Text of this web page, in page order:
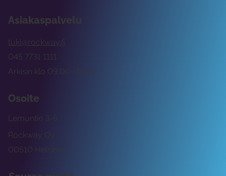
Asiakaspalvelu
tuki@rockway.fi
Arkisin klo 09:00 -15:00
045 7731 1111
Osoite
Rockway Oy
Lemuntie 3-5
00510 Helsinki